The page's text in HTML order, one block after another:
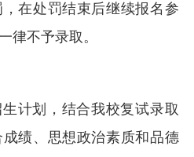
在处罚结束后继续报名参
律不予录取。
计划，结合我校复试录取
绩、思想政治素质和品德